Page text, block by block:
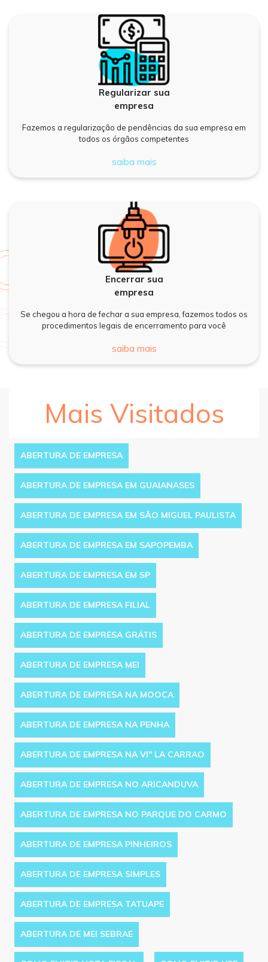
Regularizar sua
empresa
Fazemos a regularização de pendências da sua empresa em
todos os órgãos competentes
saiba mais
Encerrar sua
empresa
Se chegou a hora de fechar a sua empresa, fazemos todos os
procedimentos legais de encerramento para você
saiba mais
Mais Visitados
ABERTURA DE EMPRESA
ABERTURA DE EMPRESA EM GUAIANASES
ABERTURA DE EMPRESA EM SÃO MIGUEL PAULISTA
ABERTURA DE EMPRESA EM SAPOPEMBA
ABERTURA DE EMPRESA EM SP
ABERTURA DE EMPRESA FILIAL
ABERTURA DE EMPRESA GRÁTIS
ABERTURA DE EMPRESA MEI
ABERTURA DE EMPRESA NA MOOCA
ABERTURA DE EMPRESA NA PENHA
ABERTURA DE EMPRESA NA VI'' LA CARRAO
ABERTURA DE EMPRESA NO ARICANDUVA
ABERTURA DE EMPRESA NO PARQUE DO CARMO
ABERTURA DE EMPRESA PINHEIROS
ABERTURA DE EMPRESA SIMPLES
ABERTURA DE EMPRESA TATUAPE
ABERTURA DE MEI SEBRAE